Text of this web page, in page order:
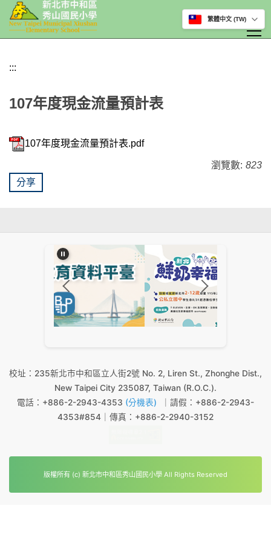
到
內
區
選擇網站語言
:::
107年度現金流量預計表
107年度現金流量預計表.pdf
瀏覽數: 823
分享
:::
校址：235新北市中和區立人街2號 No. 2, Liren St., Zhonghe Dist.,
New Taipei City 235087, Taiwan (R.O.C.).
電話：+886-2-2943-4353 (分機表)
｜請假：+886-2-2943-
4353#854｜傳真：+886-2-2940-3152
版權所有 (c) 新北市中和區秀山國民小學 All Rights Reserved